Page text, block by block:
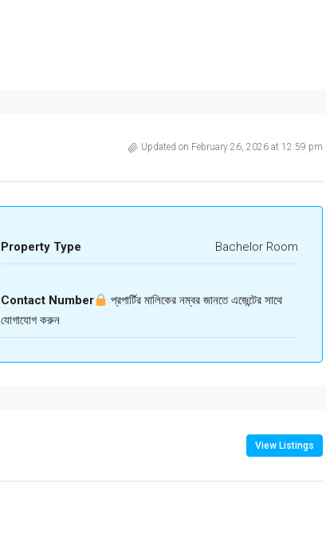
Updated on February 26, 2026 at 12:59 pm
Property Type Bachelor Room
Contact Number
প্রপার্টির মালিকের নম্বর জানতে এজেন্টের সাথে
যোগাযোগ করুন
View Listings